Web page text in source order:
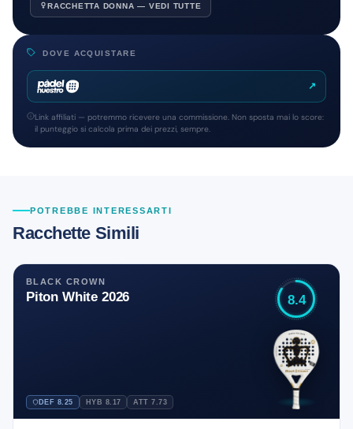
RACCHETTA DONNA — VEDI TUTTE
DOVE ACQUISTARE
↗
Link affiliati — potremmo ricevere una commissione. Non sposta mai lo score:
il punteggio si calcola prima dei prezzi, sempre.
POTREBBE INTERESSARTI
Racchette Simili
BLACK CROWN
Piton White 2026
DEF 8.25 HYB 8.17 ATT 7.73
8.4